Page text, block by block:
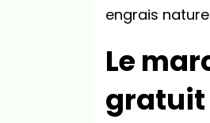
engrais
Le
gratuit